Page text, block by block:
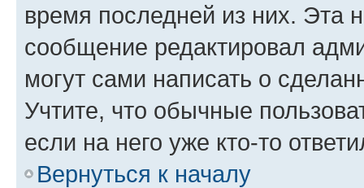
время последней из них. Эта
сообщение редактировал
могут сами написать о
Учтите, что обычные
если на него уже кто-то
Вернуться к началу